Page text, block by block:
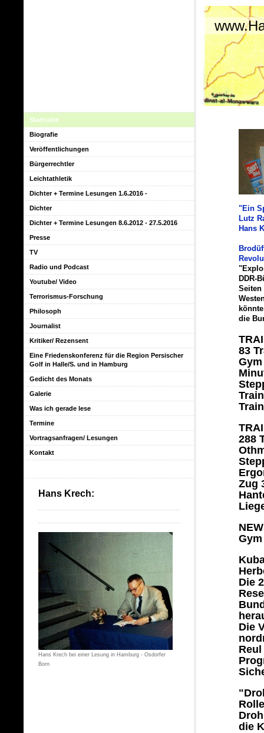
"Ein
Lutz
Hans
DDR-
Seiten
die
83
288
Zug
Die
Die
die
Startseite
Biografie
Veröffentlichungen
Bürgerrechtler
Leichtathletik
Dichter + Termine Lesungen 1.6.2016 -
Dichter
Dichter + Termine Lesungen 8.6.2012 - 27.5.2016
Presse
TV
Radio und Podcast
Youtube/ Video
Terrorismus-Forschung
Philosoph
Journalist
Kritiker/ Rezensent
Eine Friedenskonferenz für die Region Persischer
Golf in Halle/S. und in Hamburg
Gedicht des Monats
Galerie
Was ich gerade lese
Termine
Vortragsanfragen/ Lesungen
Kontakt
Hans Krech:
Hans Krech bei einer Lesung in Hamburg - Osdorfer
Born